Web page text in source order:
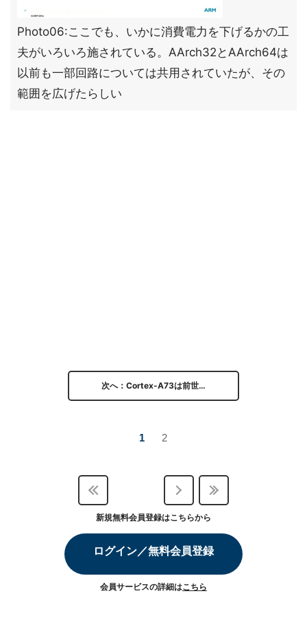
Photo06:ここでも、いかに消費電力を下げるかの工
夫がいろいろ施されている。AArch32とAArch64は
以前も一部回路については共用されていたが、その
範囲を広げたらしい
次へ：Cortex-A73は前世…
1 2
新規無料会員登録はこちらから
ログイン／無料会員登録
会員サービスの詳細はこちら